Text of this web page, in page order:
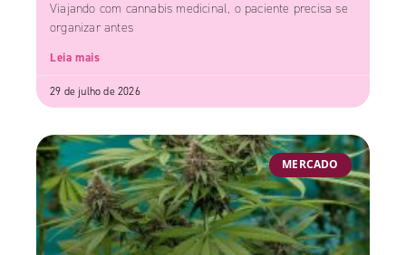
Viajando com cannabis medicinal, o paciente precisa se
organizar antes
Leia mais
29 de julho de 2026
MERCADO